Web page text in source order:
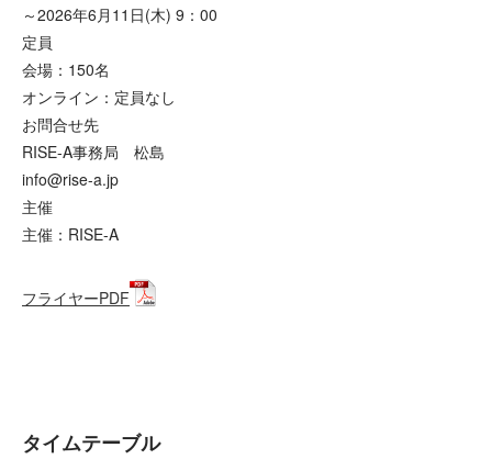
～2026年6月11日(木) 9：00
定員
会場：150名
オンライン：定員なし
お問合せ先
RISE-A事務局 松島
info@rise-a.jp
主催
主催：RISE-A
フライヤーPDF
タイムテーブル